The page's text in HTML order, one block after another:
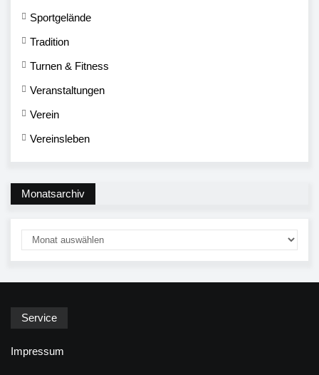
Sportgelände
Tradition
Turnen & Fitness
Veranstaltungen
Verein
Vereinsleben
Monatsarchiv
Service
Impressum